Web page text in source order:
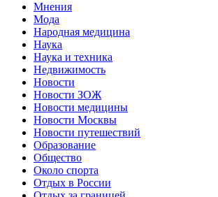
Мнения
Мода
Народная медицина
Наука
Наука и техника
Недвижимость
Новости
Новости ЗОЖ
Новости медицины
Новости Москвы
Новости путешествий
Образование
Общество
Около спорта
Отдых в России